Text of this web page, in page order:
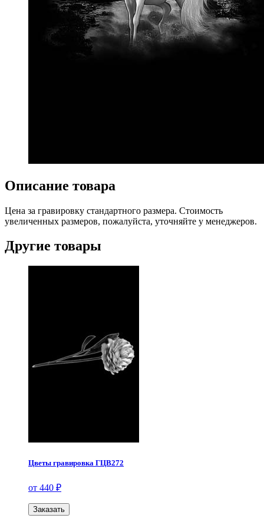
Описание товара
Цена за гравировку стандартного размера. Стоимость
увеличенных размеров, пожалуйста, уточняйте у менеджеров.
Другие товары
Цветы гравировка ГЦВ272
от 440 ₽
Заказать